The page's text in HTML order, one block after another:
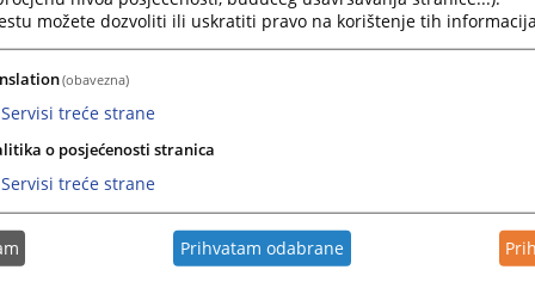
changing
dates.
potrebe Sudske policije u
Federaciji Bosne i
Hercegovine
možete dozvoliti ili uskratiti pravo na korištenje tih
(obavezna)
Servisi treće strane
o posjećenosti stranica
Servisi treće strane
Prihvatam odabrane